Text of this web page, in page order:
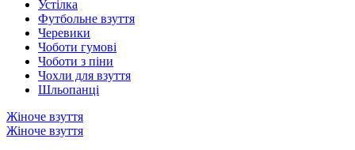
Устілка
Футбольне взуття
Черевики
Чоботи гумові
Чоботи з піни
Чохли для взуття
Шльопанці
Жіноче взуття
Жіноче взуття